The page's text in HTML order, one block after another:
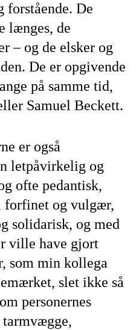
forstående. De
længes, de
– og de elsker og
De er opgivende
på samme tid,
Samuel Beckett.
er også
letpåvirkelig og
ofte pedantisk,
forfinet og vulgær,
solidarisk, og med
ville have gjort
som min kollega
slet ikke så
personernes